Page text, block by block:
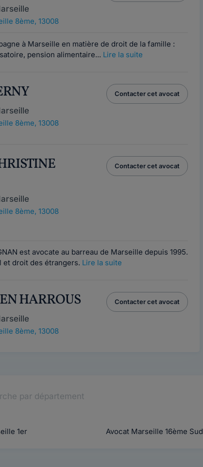
8ème, 13008
à Marseille en matière de droit de la famille :
pension alimentaire... Lire la suite
8ème, 13008
Contacter cet avocat
8ème, 13008
Contacter cet avocat
est avocate au barreau de Marseille depuis 1995.
et droit des étrangers. Lire la suite
HARROUS
8ème, 13008
Contacter cet avocat
par département
1er Avocat Marseille 16ème Sud